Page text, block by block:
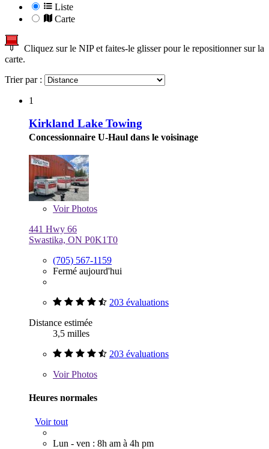
Liste
Carte
Cliquez sur le NIP et faites-le glisser pour le repositionner sur la
carte.
Trier par :
1
Kirkland Lake Towing
Concessionnaire U-Haul dans le voisinage
VoirPhotos
441 Hwy 66
Swastika, ON P0K1T0
(705) 567-1159
Fermé aujourd'hui
203 évaluations
Distance estimée
3,5 milles
203 évaluations
VoirPhotos
Heures normales
Voir tout
Lun - ven : 8h am à 4h pm